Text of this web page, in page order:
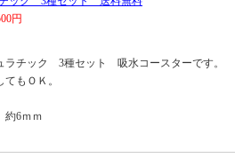
円
チック 3種セット 吸水コースターです。
もＯＫ。
6ｍｍ